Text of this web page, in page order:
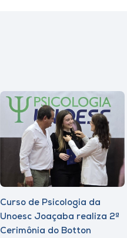
Curso de Psicologia da
Unoesc Joaçaba realiza 2ª
Cerimônia do Botton